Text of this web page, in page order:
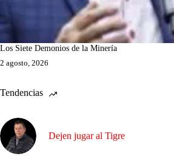
Los Siete Demonios de la Minería
2 agosto, 2026
Tendencias
Dejen jugar al Tigre